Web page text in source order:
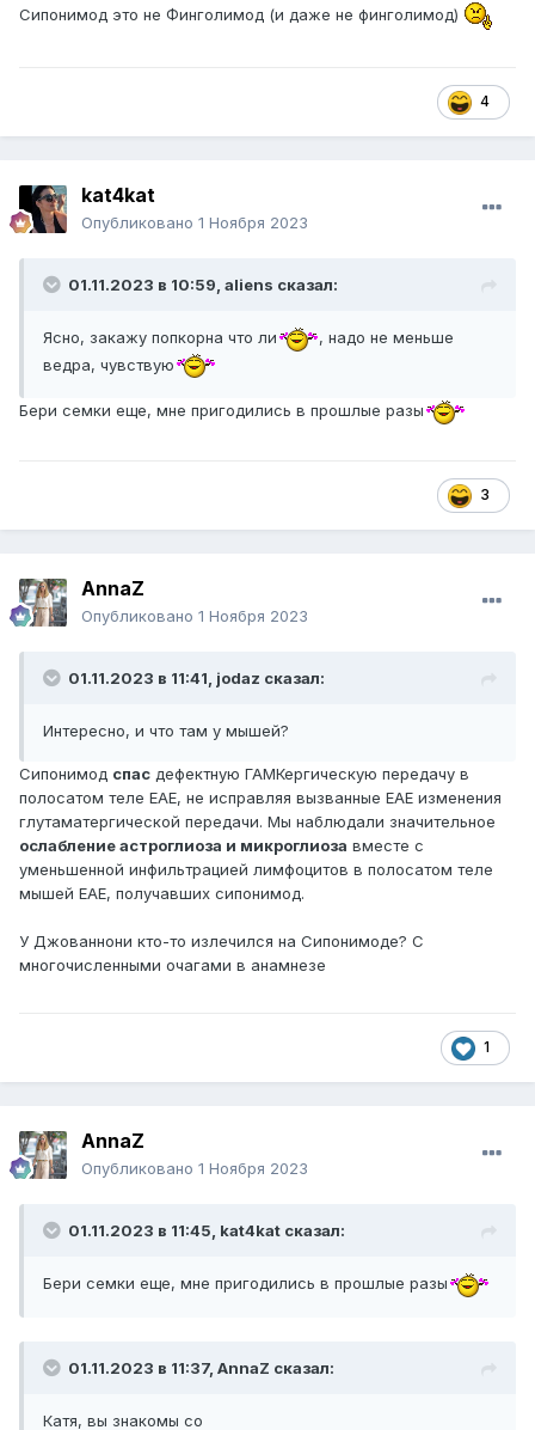
https://translated.turbopages.org/proxy_u/en-
этого не хотите)
Как быть
Сипонимод это не Финголимод (и даже не финголимод)
4
kat4kat
Опубликовано 1 Ноября 2023
01.11.2023 в 10:59, aliens сказал:
Ясно, закажу попкорна что ли
, надо не меньше
ведра, чувствую
Бери семки еще, мне пригодились в прошлые разы
3
AnnaZ
Опубликовано 1 Ноября 2023
01.11.2023 в 11:41, jodaz сказал:
Интересно, и что там у мышей?
Сипонимод спас дефектную ГАМКергическую передачу в
полосатом теле EAE, не исправляя вызванные EAE изменения
глутаматергической передачи. Мы наблюдали значительное
ослабление астроглиоза и микроглиоза вместе с
уменьшенной инфильтрацией лимфоцитов в полосатом теле
мышей EAE, получавших сипонимод.
У Джованнони кто-то излечился на Сипонимоде? С
многочисленными очагами в анамнезе
1
AnnaZ
Опубликовано 1 Ноября 2023
01.11.2023 в 11:45, kat4kat сказал:
Бери семки еще, мне пригодились в прошлые разы
01.11.2023 в 11:37, AnnaZ сказал:
Катя, вы знакомы со